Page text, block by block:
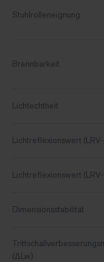
Stuhlrolleneignung
Brennbarkeit
Lichtechtheit
Lichtreflexionswert
Lichtreflexionswert
Dimensionsstabilität
(ΔLw)